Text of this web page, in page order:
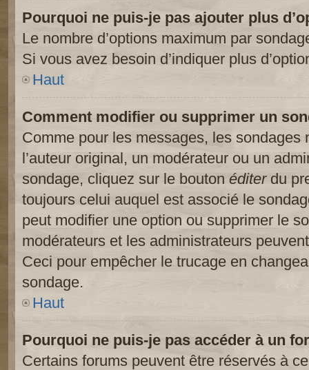
Pourquoi ne puis-je pas ajouter plus
Le nombre d’options maximum par
Si vous avez besoin d’indiquer plus
Haut
Comment modifier ou supprimer un
Comme pour les messages, les sondages
l’auteur original, un modérateur ou un
sondage, cliquez sur le bouton éditerdu
toujours celui auquel est associé le
peut modifier une option ou supprimer le
modérateurs et les administrateurs
Ceci pour empêcher le trucage en
sondage.
Haut
Pourquoi ne puis-je pas accéder à un
Certains forums peuvent être réservés à